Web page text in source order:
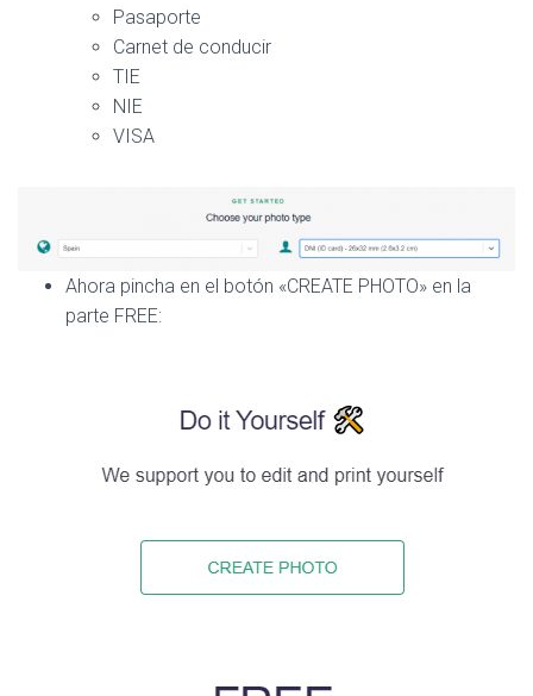
Pasaporte
Carnet de conducir
TIE
NIE
VISA
Ahora pincha en el botón «CREATE PHOTO» en la
parte FREE: